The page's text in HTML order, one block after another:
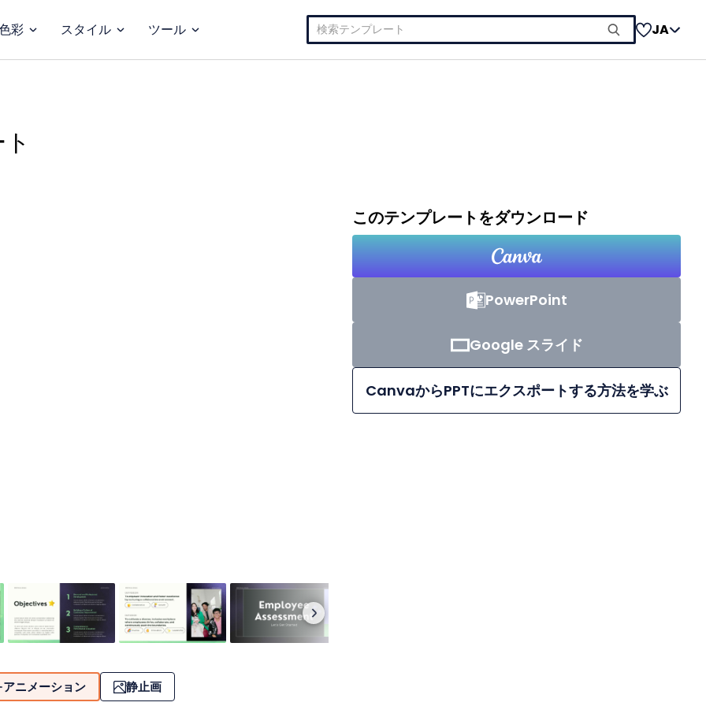
彩 スタイル ツール
検
索:
JA
アニメーション 静止画
このテンプレートをダウンロード
PowerPoint
Google スライド
CanvaからPPTにエクスポートする方法を学ぶ